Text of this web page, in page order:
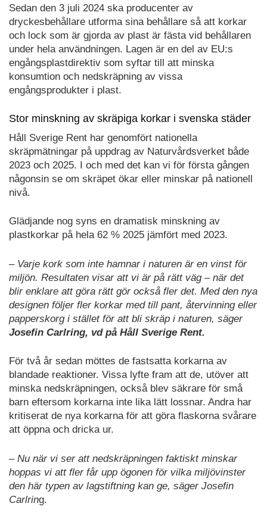
Sedan den 3 juli 2024 ska producenter av
dryckesbehållare utforma sina behållare så att korkar
och lock som är gjorda av plast är fästa vid behållaren
under hela användningen. Lagen är en del av EU:s
engångsplastdirektiv som syftar till att minska
konsumtion och nedskräpning av vissa
engångsprodukter i plast.
Stor minskning av skräpiga korkar i svenska städer
Håll Sverige Rent har genomfört nationella
skräpmätningar på uppdrag av Naturvårdsverket både
2023 och 2025. I och med det kan vi för första gången
någonsin se om skräpet ökar eller minskar på nationell
nivå.
Glädjande nog syns en dramatisk minskning av
plastkorkar på hela 62 % 2025 jämfört med 2023.
– Varje kork som inte hamnar i naturen är en vinst för
miljön. Resultaten visar att vi är på rätt väg – när det
blir enklare att göra rätt gör också fler det. Med den nya
designen följer fler korkar med till pant, återvinning eller
papperskorg i stället för att bli skräp i naturen, säger
Josefin Carlring, vd på Håll Sverige Rent.
För två år sedan möttes de fastsatta korkarna av
blandade reaktioner. Vissa lyfte fram att de, utöver att
minska nedskräpningen, också blev säkrare för små
barn eftersom korkarna inte lika lätt lossnar. Andra har
kritiserat de nya korkarna för att göra flaskorna svårare
att öppna och dricka ur.
– Nu när vi ser att nedskräpningen faktiskt minskar
hoppas vi att fler får upp ögonen för vilka miljövinster
den här typen av lagstiftning kan ge, säger Josefin
Carlring.